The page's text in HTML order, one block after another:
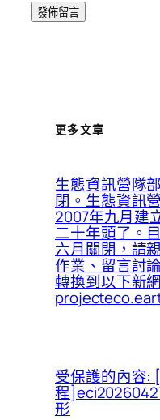
更多文章
生態資訊營隊
閉。生態資訊
2007年九月建
二十年頭了。
六月關閉，請
作業、留言討
轉換到以下新
受保護的內容:
程
形